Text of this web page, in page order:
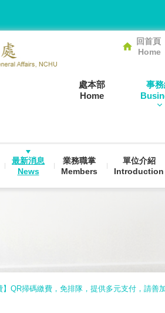
回首頁
Home
處本部
Home
事
最新消息
News
業務職掌
Members
單位介紹
Introduction
】QR掃碼繳費，免排隊，提供多元支付，請善